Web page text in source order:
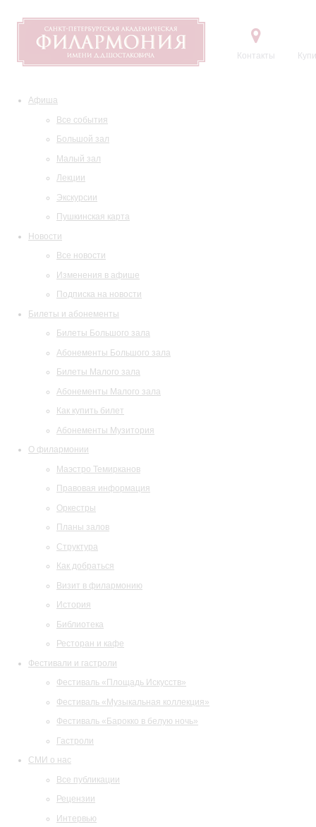
Контакты
Афиша
Все события
Большой зал
Малый зал
Лекции
Экскурсии
Пушкинская карта
Новости
Все новости
Изменения в афише
Подписка на новости
Билеты и абонементы
Билеты Большого зала
Абонементы Большого зала
Билеты Малого зала
Абонементы Малого зала
Как купить билет
Абонементы Музитория
О филармонии
Маэстро Темирканов
Правовая информация
Оркестры
Планы залов
Структура
Как добраться
Визит в филармонию
История
Библиотека
Ресторан и кафе
Фестивали и гастроли
Фестиваль «Площадь Искусств»
Фестиваль «Музыкальная коллекция»
Фестиваль «Барокко в белую ночь»
Гастроли
СМИ о нас
Все публикации
Рецензии
Интервью